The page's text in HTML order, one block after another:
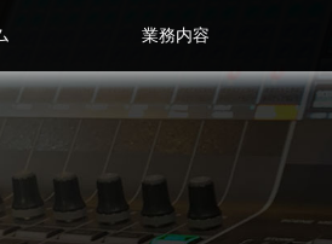
業務内容